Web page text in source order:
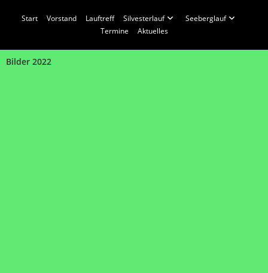
Start Vorstand Lauftreff Silvesterlauf
Seeberglauf
Termine
Aktuelles
Bilder 2022